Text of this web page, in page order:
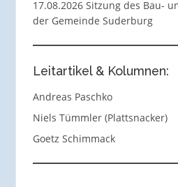
17.08.2026 Sitzung des Bau-
der Gemeinde Suderburg
Leitartikel & Kolumnen:
Andreas Paschko
Niels Tümmler (Plattsnacker)
Goetz Schimmack